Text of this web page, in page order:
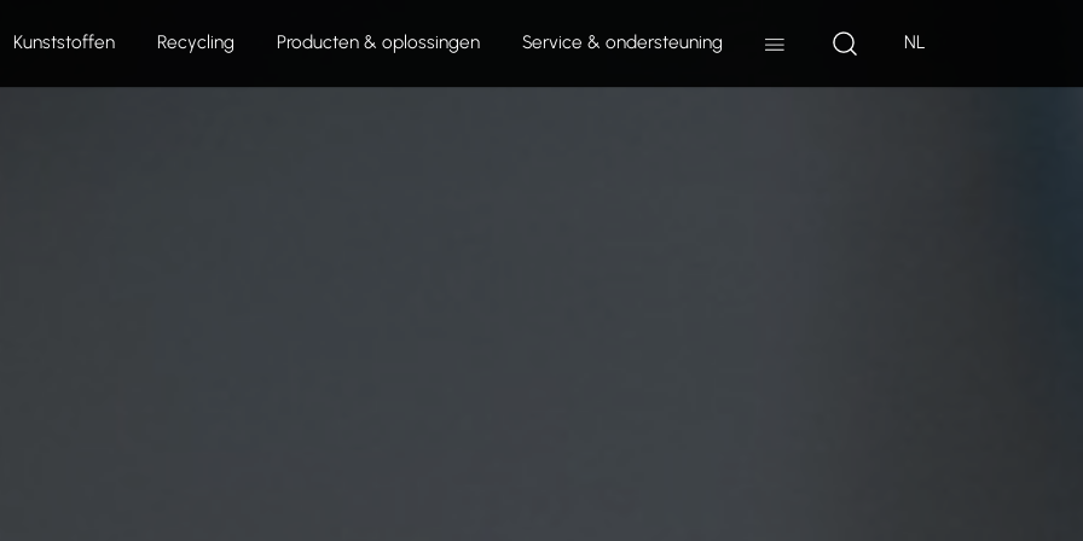
Kunststoffen Recycling Producten & oplossingen Service & ondersteuning NL